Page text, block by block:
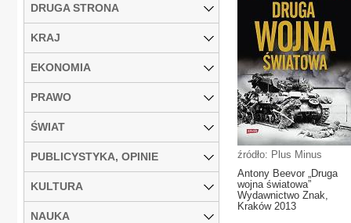
źródło: Plus Minus
Antony Beevor „Druga
wojna światowa”
Wydawnictwo Znak,
Kraków 2013
DRUGA STRONA
KRAJ
EKONOMIA
PRAWO
ŚWIAT
PUBLICYSTYKA, OPINIE
KULTURA
NAUKA